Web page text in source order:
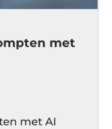
met
met AI